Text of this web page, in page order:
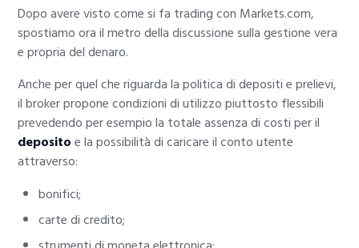
Dopo avere visto come si fa trading con Markets.com,
spostiamo ora il metro della discussione sulla gestione vera
e propria del denaro.
Anche per quel che riguarda la politica di depositi e prelievi,
il broker propone condizioni di utilizzo piuttosto flessibili
prevedendo per esempio la totale assenza di costi per il
depositoe la possibilità di caricare il conto utente
attraverso:
bonifici;
carte di credito;